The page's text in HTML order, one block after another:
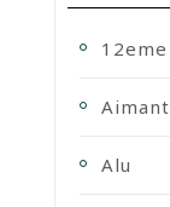
12eme
Aimant
Alu